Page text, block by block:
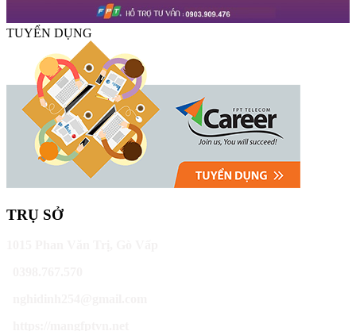
TUYỂN DỤNG
TRỤ SỞ